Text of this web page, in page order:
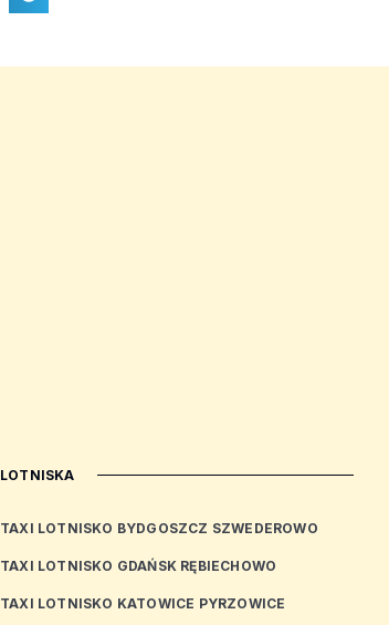
LOTNISKA
TAXI LOTNISKO BYDGOSZCZ SZWEDEROWO
TAXI LOTNISKO GDAŃSK RĘBIECHOWO
TAXI LOTNISKO KATOWICE PYRZOWICE